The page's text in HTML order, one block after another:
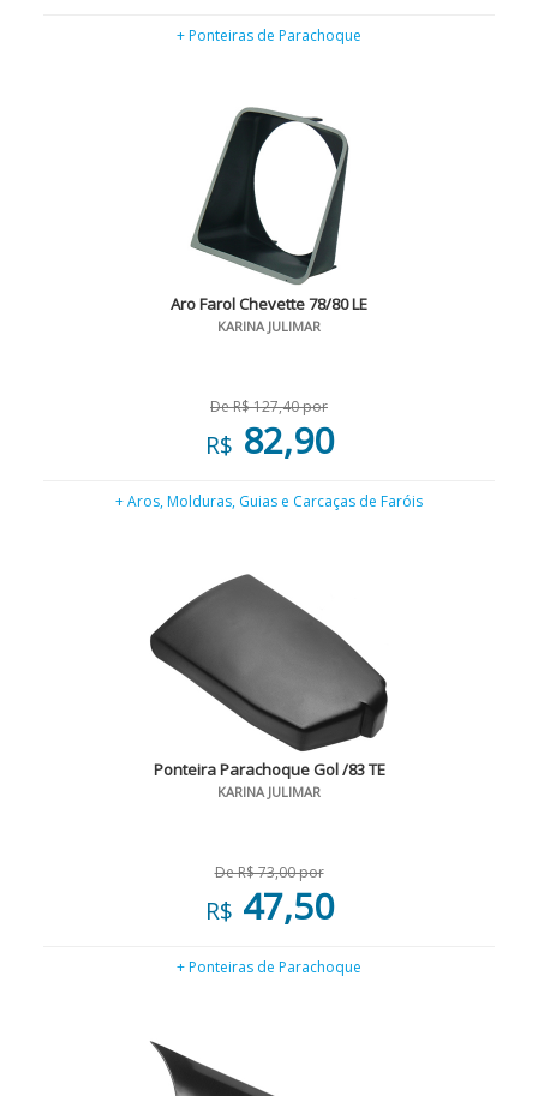
+ Ponteiras de Parachoque
Aro Farol Chevette 78/80 LE
KARINA JULIMAR
De R$ 127,40 por
R$ 82,90
+ Aros, Molduras, Guias e Carcaças de Faróis
Ponteira Parachoque Gol /83 TE
KARINA JULIMAR
De R$ 73,00 por
R$ 47,50
+ Ponteiras de Parachoque